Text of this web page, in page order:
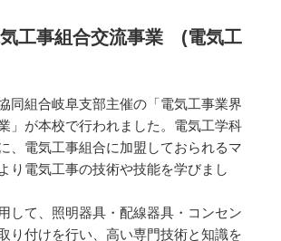
工事組合交流事業 (電気工
同組合岐阜支部主催の「電気工事業界
」が本校で行われました。電気工学科
、電気工事組合に加盟しておられるマ
り電気工事の技術や技能を学びまし
して、照明器具・配線器具・コンセン
り付けを行い、高い専門技術と知識を